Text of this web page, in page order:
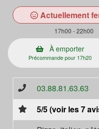
Actuellement
17h00 - 22h00
À emporter
Précommande pour 17h20
03.88.81.63.63
5/5 (voir les 7